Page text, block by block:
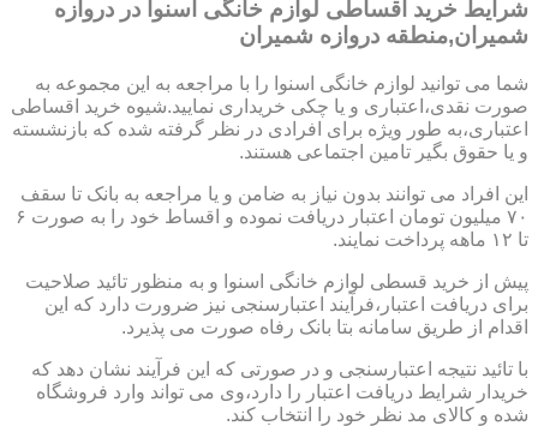
شرایط خرید اقساطی لوازم خانگی اسنوا در دروازه
شمیران,منطقه دروازه شمیران
شما می توانید لوازم خانگی اسنوا را با مراجعه به این مجموعه به
صورت نقدی،اعتباری و یا چکی خریداری نمایید.شیوه خرید اقساطی
اعتباری،به طور ویژه برای افرادی در نظر گرفته شده که بازنشسته
و یا حقوق بگیر تامین اجتماعی هستند.
این افراد می توانند بدون نیاز به ضامن و یا مراجعه به بانک تا سقف
۷۰ میلیون تومان اعتبار دریافت نموده و اقساط خود را به صورت ۶
تا ۱۲ ماهه پرداخت نمایند.
پیش از خرید قسطی لوازم خانگی اسنوا و به منظور تائید صلاحیت
برای دریافت اعتبار،فرآیند اعتبارسنجی نیز ضرورت دارد که این
اقدام از طریق سامانه بتا بانک رفاه صورت می پذیرد.
با تائید نتیجه اعتبارسنجی و در صورتی که این فرآیند نشان دهد که
خریدار شرایط دریافت اعتبار را دارد،وی می تواند وارد فروشگاه
شده و کالای مد نظر خود را انتخاب کند.